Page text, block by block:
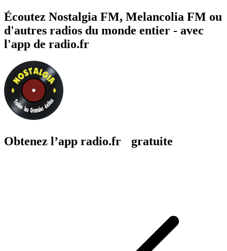
Écoutez Nostalgia FM, Melancolia FM ou
d'autres radios du monde entier - avec
l'app de radio.fr
Obtenez l’app radio.fr gratuite